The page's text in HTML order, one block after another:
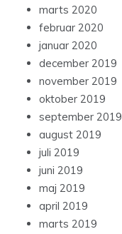
marts 2020
februar 2020
januar 2020
december 2019
november 2019
oktober 2019
september 2019
august 2019
juli 2019
juni 2019
maj 2019
april 2019
marts 2019